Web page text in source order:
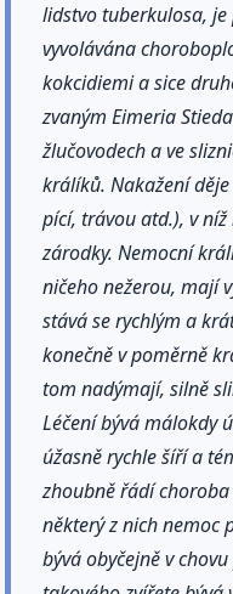
lidstvo tuberkulosa,
vyvolávána
kokcidiemi a sice
zvaným Eimeria
žlučovodech a ve
králíků. Nakažení
pící, trávou atd.), v
zárodky. Nemocní
ničeho nežerou, mají
stává se rychlým a
konečně v poměrně
tom nadýmají, silně
Léčení bývá málokdy
úžasně rychle šíří a
zhoubně řádí
některý z nich nemoc
bývá obyčejně v